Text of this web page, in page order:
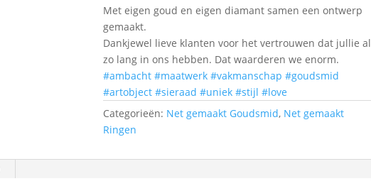
Met eigen goud en eigen diamant samen een ontwerp
gemaakt.
Dankjewel lieve klanten voor het vertrouwen dat jullie al
zo lang in ons hebben. Dat waarderen we enorm.
#ambacht #maatwerk #vakmanschap #goudsmid
#artobject #sieraad #uniek #stijl #love
Categorieën: Net gemaakt Goudsmid, Net gemaakt
Ringen